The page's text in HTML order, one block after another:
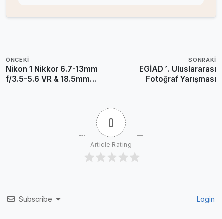
ÖNCEKI
Nikon 1 Nikkor 6.7-13mm
f/3.5-5.6 VR & 18.5mm
SONRAKI
EGİAD 1. Uluslararası
Fotoğraf Yarışması
0
Article Rating
Subscribe Login